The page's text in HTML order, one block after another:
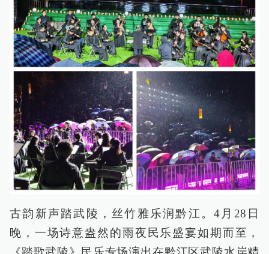
古韵新声踏武陵，丝竹雅乐润黔江。4月28日
晚，一场诗意盎然的雨夜民乐盛宴如期而至，